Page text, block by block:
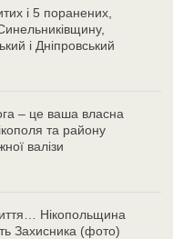
і 5 поранених,
і Дніпровський
– це ваша власна
та району
валізи
Нікопольщина
Захисника (фото)